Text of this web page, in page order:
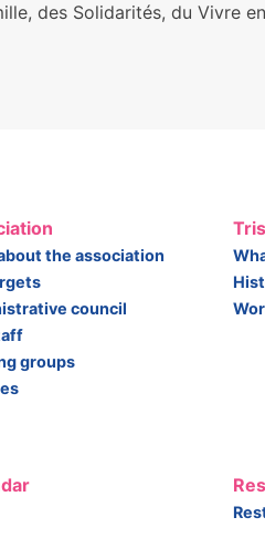
des Solidarités, du Vivre
the association
council
groups